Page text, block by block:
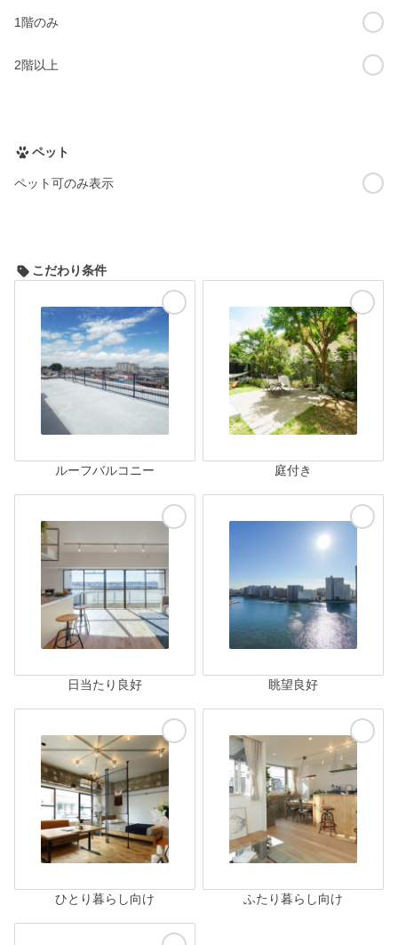
1階のみ
2階以上
ペット
ペット可のみ表示
こだわり条件
ルーフバルコニー 庭付き
日当たり良好 眺望良好
ひとり暮らし向け ふたり暮らし向け